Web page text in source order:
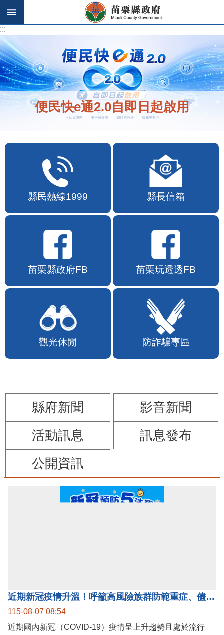
跳到主要內容區塊
:::
:::
便民快e通2.0自即日起啟用
縣民熱線1999 縣長信箱
苗栗縣政府FB 苗栗玩透透FB
觀光休閒 防詐騙專區
縣府新聞
影音新聞
活動訊息
訊息發布
公開資訊
近期新冠疫情升溫！呼籲高風險族群防範重症、儘速接種疫苗及早就醫
115-08-07 08:54
近期國內新冠（COVID-19）疫情呈上升趨勢且處於流行